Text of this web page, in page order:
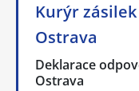
Kurýr zásilek
Ostrava
Deklarace
Ostrava